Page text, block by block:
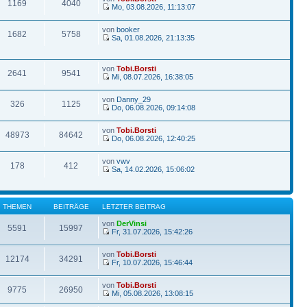
1169 4040
Mo, 03.08.2026, 11:13:07
1682 5758 von booker
Sa, 01.08.2026, 21:13:35
2641 9541 von Tobi.Borsti
Mi, 08.07.2026, 16:38:05
326 1125 von Danny_29
Do, 06.08.2026, 09:14:08
48973 84642 von Tobi.Borsti
Do, 06.08.2026, 12:40:25
178 412 von vwv
Sa, 14.02.2026, 15:06:02
THEMEN BEITRÄGE LETZTER BEITRAG
5591 15997 von DerVinsi
Fr, 31.07.2026, 15:42:26
12174 34291 von Tobi.Borsti
Fr, 10.07.2026, 15:46:44
9775 26950 von Tobi.Borsti
Mi, 05.08.2026, 13:08:15